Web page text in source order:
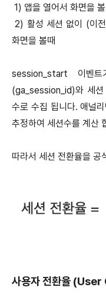
1) 앱을 열어서 화면을
2) 활성 세션 없이 (이
화면을 볼때
session_start 이벤
(ga_session_id)와 세
수로 수집 됩니다. 애널
추정하여 세션수를 계산
따라서 세션 전환율을 공
사용자 전환율